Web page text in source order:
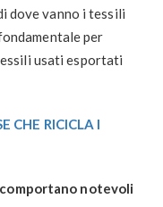
dove vanno i tessili
per
usati esportati
CHE RICICLA I
notevoli